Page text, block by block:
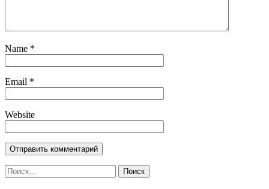
Name *
Email *
Website
Найти: